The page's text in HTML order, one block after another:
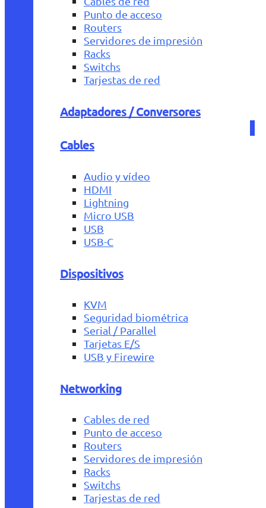
Punto de acceso
Routers
Servidores de impresión
Racks
Switchs
Tarjestas de red
Adaptadores / Conversores
Cables
Audio y vídeo
HDMI
Lightning
Micro USB
USB
USB-C
Dispositivos
KVM
Seguridad biométrica
Serial / Parallel
Tarjetas E/S
USB y Firewire
Networking
Cables de red
Punto de acceso
Routers
Servidores de impresión
Racks
Switchs
Tarjestas de red